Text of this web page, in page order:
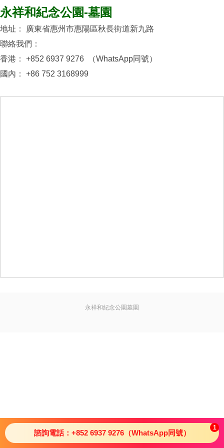
永祥和紀念公園-墓園
地址： 廣東省惠州市惠陽區秋長街道新九路
聯絡我們：
香港： +852 6937 9276 （WhatsApp同號）
國內： +86 752 3168999
永祥和紀念公園墓園
諮詢電話：+852 6937 9276（WhatsApp同號）
1